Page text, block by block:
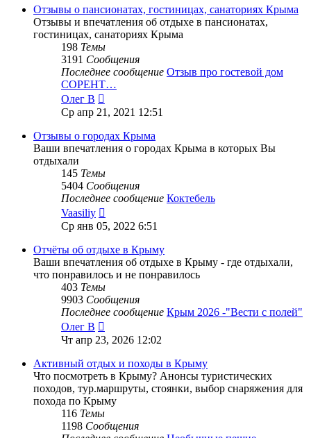
сообщению
Отзывы о пансионатах, гостиницах, санаториях Крыма
Отзывы и впечатления об отдыхе в пансионатах,
гостиницах, санаториях Крыма
198 Темы
3191 Сообщения
Последнее сообщение Отзыв про гостевой дом
СОРЕНТ…
Олег В
к
последнему
сообщению
Ср апр 21, 2021 12:51
Отзывы о городах Крыма
Ваши впечатления о городах Крыма в которых Вы
отдыхали
145 Темы
5404 Сообщения
Последнее сообщение Коктебель
Vaasiliy
к
последнему
сообщению
Ср янв 05, 2022 6:51
Отчёты об отдыхе в Крыму
Ваши впечатления об отдыхе в Крыму - где отдыхали,
что понравилось и не понравилось
403 Темы
9903 Сообщения
Последнее сообщение Крым 2026 -"Вести с полей"
Олег В
к
последнему
сообщению
Чт апр 23, 2026 12:02
Активный отдых и походы в Крыму
Что посмотреть в Крыму? Анонсы туристических
походов, тур.маршруты, стоянки, выбор снаряжения для
похода по Крыму
116 Темы
1198 Сообщения